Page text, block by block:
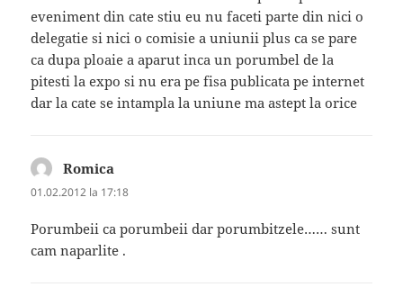
eveniment din cate stiu eu nu faceti parte din nici o
delegatie si nici o comisie a uniunii plus ca se pare
ca dupa ploaie a aparut inca un porumbel de la
pitesti la expo si nu era pe fisa publicata pe internet
dar la cate se intampla la uniune ma astept la orice
Romica
01.02.2012 la 17:18
Porumbeii ca porumbeii dar porumbitzele…… sunt
cam naparlite .